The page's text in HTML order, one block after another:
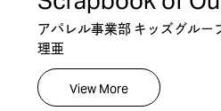
アパレル事業部 キッズグルー
理亜
View More